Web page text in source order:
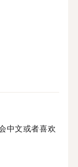
中文或者喜欢